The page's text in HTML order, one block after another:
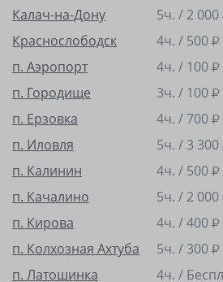
Калач-на-Дону 5ч. / 2 000
Краснослободск 4ч. / 500₽
п. Аэропорт 4ч. / 100₽
п. Городище 3ч. / 100₽
п. Ерзовка 4ч. /700₽
п. Иловля 5ч. / 3 300
п. Калинин 4ч. / 500₽
п. Качалино 5ч. / 2 000
п. Кирова 4ч. /400₽
п. Колхозная Ахтуба 5ч. / 300₽
п. Латошинка
4ч. /